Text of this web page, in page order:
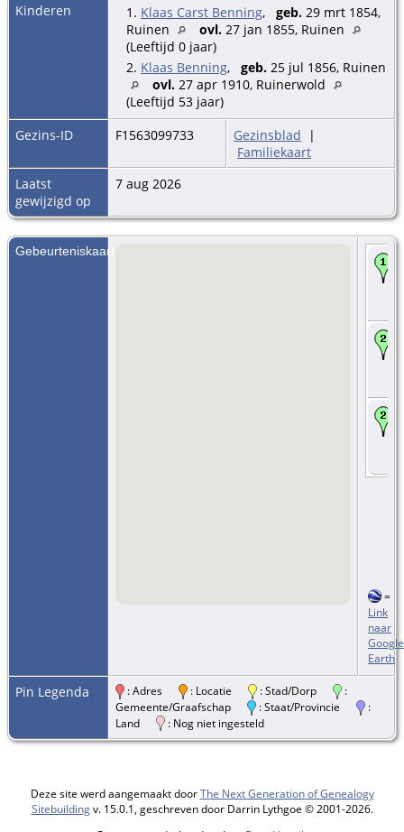
Kinderen
1. Klaas Carst Benning, geb. 29 mrt 1854,
Ruinen
ovl. 27 jan 1855, Ruinen
(Leeftijd 0 jaar)
2. Klaas Benning, geb. 25 jul 1856, Ruinen
ovl. 27 apr 1910, Ruinerwold
(Leeftijd 53 jaar)
Gezins-ID
F1563099733 Gezinsblad |
Familiekaart
Laatst
gewijzigd op
7 aug 2026
Gebeurteniskaart
=
Link
naar
Google
Earth
Pin Legenda : Adres : Locatie : Stad/Dorp
:
Gemeente/Graafschap
: Staat/Provincie
:
Land
: Nog niet ingesteld
Deze site werd aangemaakt doorThe Next Generation of Genealogy
Sitebuildingv. 15.0.1, geschreven door Darrin Lythgoe © 2001-2026.